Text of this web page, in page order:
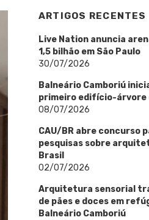
ARTIGOS RECENTES
Live Nation anuncia
1,5 bilhão em São Paulo
30/07/2026
Balneário Camboriú
primeiro edifício-árvore
08/07/2026
CAU/BR abre concurso
pesquisas sobre
Brasil
02/07/2026
Arquitetura sensorial
de pães e doces em
Balneário Camboriú